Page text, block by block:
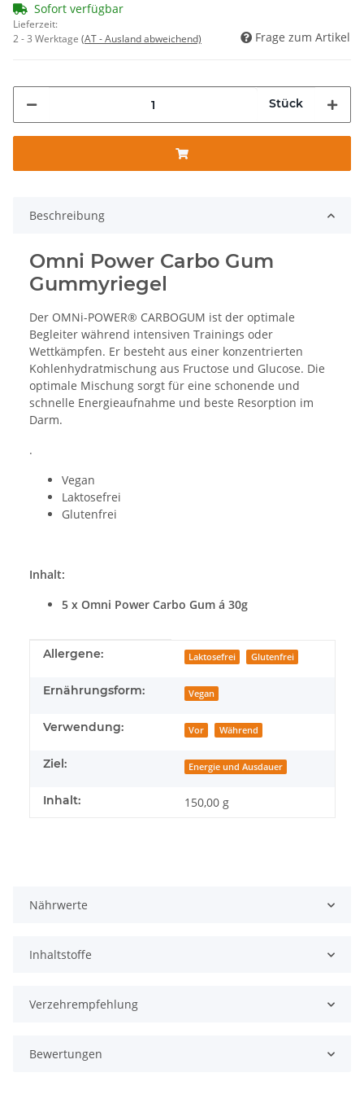
Sofort verfügbar
Lieferzeit:
2 - 3 Werktage (AT - Ausland abweichend) Frage zum Artikel
Stück
Beschreibung
Omni Power Carbo Gum
Gummyriegel
Der OMNi-POWER® CARBOGUM ist der optimale
Begleiter während intensiven Trainings oder
Wettkämpfen. Er besteht aus einer konzentrierten
Kohlenhydratmischung aus Fructose und Glucose. Die
optimale Mischung sorgt für eine schonende und
schnelle Energieaufnahme und beste Resorption im
Darm.
.
Vegan
Laktosefrei
Glutenfrei
Inhalt:
5 x Omni Power Carbo Gum á 30g
Produkteigenschaft
Wert
Allergene: Laktosefrei Glutenfrei
Ernährungsform: Vegan
Verwendung: Vor Während
Ziel: Energie und Ausdauer
Inhalt: 150,00 g
Nährwerte
Inhaltstoffe
Verzehrempfehlung
Bewertungen